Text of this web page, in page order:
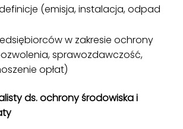
(emisja, instalacja, odpad
w zakresie ochrony
sprawozdawczość,
opłat)
ds. ochrony środowiska i